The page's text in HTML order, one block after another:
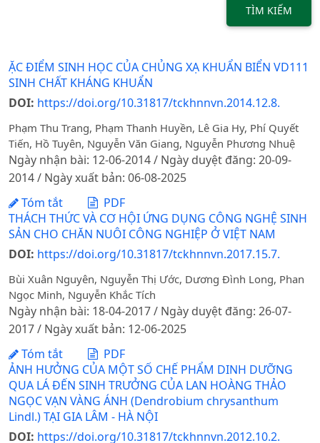
TÌM KIẾM
ẶC ĐIỂM SINH HỌC CỦA CHỦNG XẠ KHUẨN BIỂN VD111
SINH CHẤT KHÁNG KHUẨN
DOI: https://doi.org/10.31817/tckhnnvn.2014.12.8.
Phạm Thu Trang, Phạm Thanh Huyền, Lê Gia Hy, Phí Quyết
Tiến, Hồ Tuyên, Nguyễn Văn Giang, Nguyễn Phương Nhuệ
Ngày nhận bài: 12-06-2014 / Ngày duyệt đăng: 20-09-
2014 / Ngày xuất bản: 06-08-2025
Tóm tắt
PDF
THÁCH THỨC VÀ CƠ HỘI ỨNG DỤNG CÔNG NGHỆ SINH
SẢN CHO CHĂN NUÔI CÔNG NGHIỆP Ở VIỆT NAM
DOI: https://doi.org/10.31817/tckhnnvn.2017.15.7.
Bùi Xuân Nguyên, Nguyễn Thị Ước, Dương Đình Long, Phan
Ngọc Minh, Nguyễn Khắc Tích
Ngày nhận bài: 18-04-2017 / Ngày duyệt đăng: 26-07-
2017 / Ngày xuất bản: 12-06-2025
Tóm tắt
PDF
ẢNH HƯỞNG CỦA MỘT SỐ CHẾ PHẨM DINH DƯỠNG
QUA LÁ ĐẾN SINH TRƯỞNG CỦA LAN HOÀNG THẢO
NGỌC VẠN VÀNG ÁNH (Dendrobium chrysanthum
Lindl.) TẠI GIA LÂM - HÀ NỘI
DOI: https://doi.org/10.31817/tckhnnvn.2012.10.2.